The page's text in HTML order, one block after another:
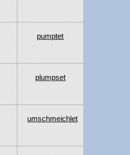
pumptet
plumpset
umschmeichlet